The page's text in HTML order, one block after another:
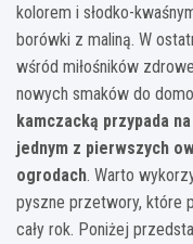
kolorem i słodko-
borówki z maliną. W
wśród miłośników
nowych smaków do
kamczacką przypada
jednym z pierwszych
ogrodach. Warto
pyszne przetwory, które
cały rok. Poniżej